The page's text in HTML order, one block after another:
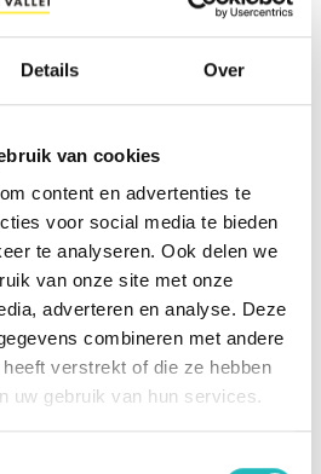
Details Over
van cookies
content en advertenties te
voor social media te bieden
te analyseren. Ook delen we
van onze site met onze
adverteren en analyse. Deze
combineren met andere
verstrekt of die ze hebben
uw gebruik van hun services.
hebben cliënten hun
missie? De
Dit doe je niet
maar ook door samen
te steken bij het
kracht in een onregelmatig
08:00 en 21:00 uur).
dan de Kerkstraat alleen;
jouw expertise ook in op
in Velp. Zo breng je
steun waar dat op dat